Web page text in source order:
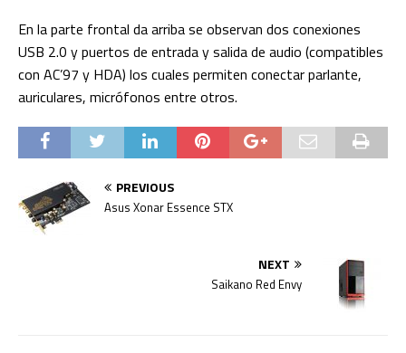
En la parte frontal da arriba se observan dos conexiones
USB 2.0 y puertos de entrada y salida de audio (compatibles
con AC’97 y HDA) los cuales permiten conectar parlante,
auriculares, micrófonos entre otros.
PREVIOUS
Asus Xonar Essence STX
NEXT
Saikano Red Envy